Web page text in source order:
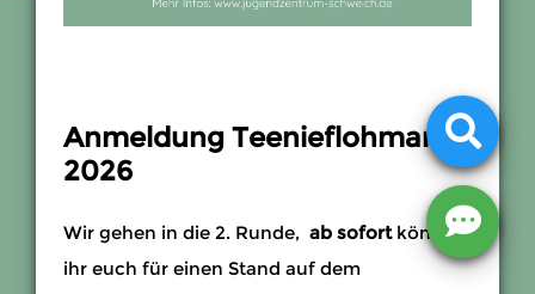
Anmeldung Teenieflohmarkt
2026
Wir gehen in die 2. Runde, ab sofortkönnt
ihr euch für einen Stand auf dem